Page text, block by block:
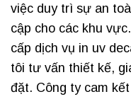
việc duy trì sự an
cập cho các khu
cấp dịch vụ in uv
tôi tư vấn thiết kế,
đặt. Công ty cam